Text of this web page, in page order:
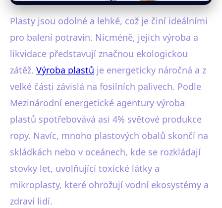
Plasty jsou odolné a lehké, což je činí ideálními
pro balení potravin. Nicméně, jejich výroba a
likvidace představují značnou ekologickou
zátěž. Výroba plastů je energeticky náročná a z
velké části závislá na fosilních palivech. Podle
Mezinárodní energetické agentury výroba
plastů spotřebovává asi 4% světové produkce
ropy. Navíc, mnoho plastových obalů skončí na
skládkách nebo v oceánech, kde se rozkládají
stovky let, uvolňující toxické látky a
mikroplasty, které ohrožují vodní ekosystémy a
zdraví lidí.